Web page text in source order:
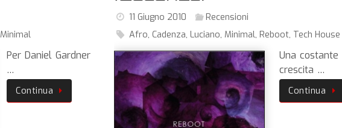
Minimal
Per Daniel Gardner
…
Continua
11 Giugno 2010
Recensioni
Afro, Cadenza, Luciano, Minimal, Reboot, Tech House
Una costante
crescita …
Continua